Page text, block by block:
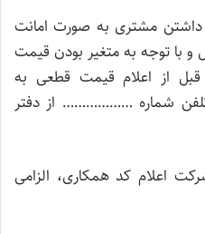
داشتن مشتری به صورت امانت
و با توجه به متغیر بودن قیمت
از اعلام قیمت قطعی به
تلفن شماره ……………… از دفتر
اعلام کد همکاری، الزامی